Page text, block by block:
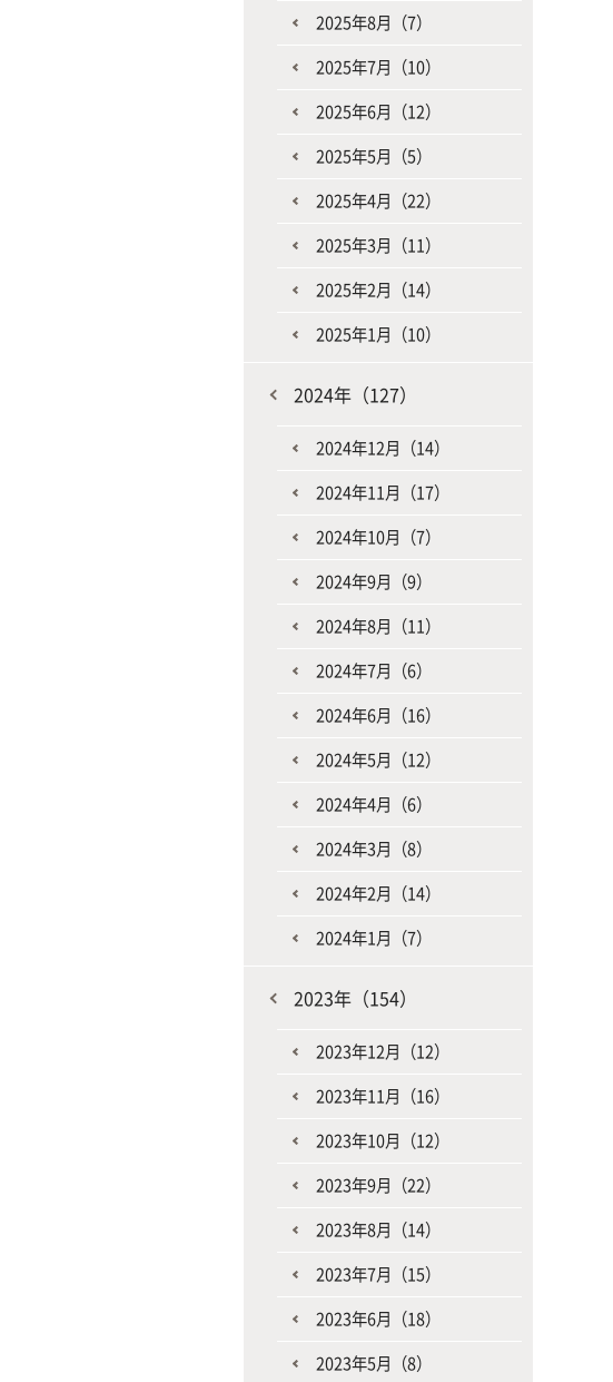
2025年8月（7）
2025年7月（10）
2025年6月（12）
2025年5月（5）
2025年4月（22）
2025年3月（11）
2025年2月（14）
2025年1月（10）
2024年（127）
2024年12月（14）
2024年11月（17）
2024年10月（7）
2024年9月（9）
2024年8月（11）
2024年7月（6）
2024年6月（16）
2024年5月（12）
2024年4月（6）
2024年3月（8）
2024年2月（14）
2024年1月（7）
2023年（154）
2023年12月（12）
2023年11月（16）
2023年10月（12）
2023年9月（22）
2023年8月（14）
2023年7月（15）
2023年6月（18）
2023年5月（8）